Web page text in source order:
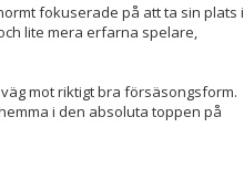
fokuserade på att ta sin plats i
lite mera erfarna spelare,
mot riktigt bra försäsongsform.
i den absoluta toppen på